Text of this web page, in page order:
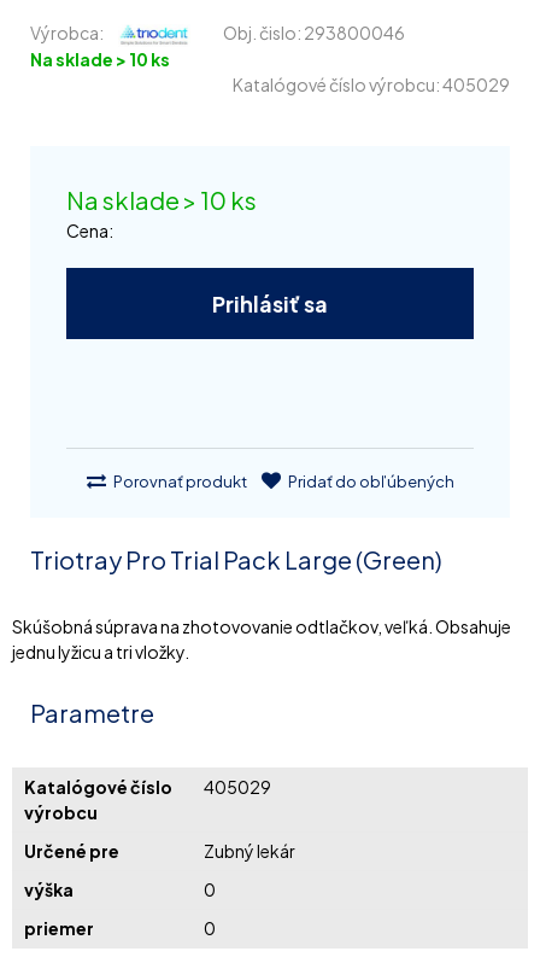
Výrobca: Obj. čislo: 293800046
Na sklade > 10 ks
Katalógové číslo výrobcu: 405029
Na sklade > 10 ks
Cena:
Prihlásiť sa
Porovnať produkt Pridať do obľúbených
Triotray Pro Trial Pack Large (Green)
Skúšobná súprava na zhotovovanie odtlačkov, veľká. Obsahuje
jednu lyžicu a tri vložky.
Parametre
Katalógové číslo
výrobcu
405029
Určené pre
Zubný lekár
výška
0
priemer
0